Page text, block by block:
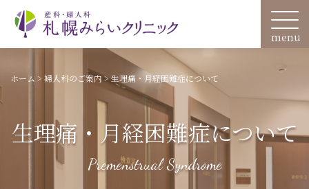
ホーム > 婦人科のご案内>生理痛・月経困難症について
生理痛・月経困難症について